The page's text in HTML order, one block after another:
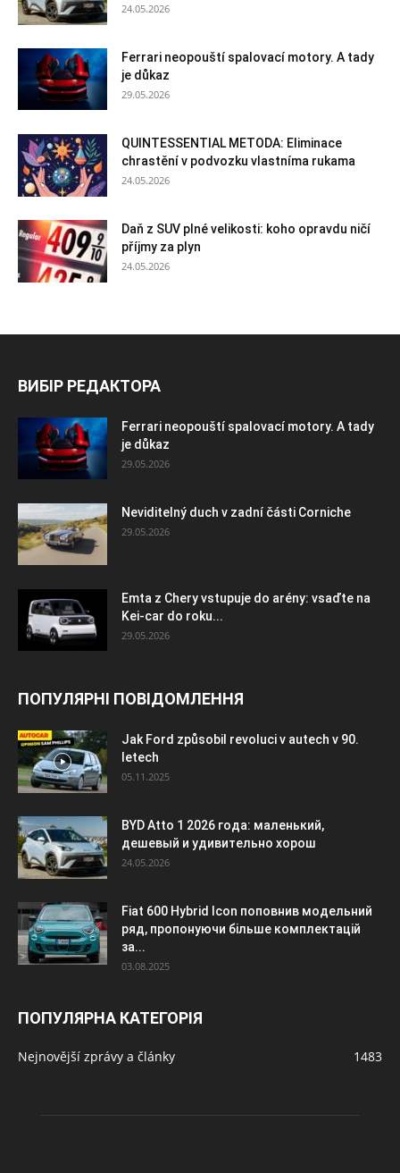
24.05.2026
Ferrari neopouští spalovací motory. A tady
je důkaz
29.05.2026
QUINTESSENTIAL METODA: Eliminace
chrastění v podvozku vlastníma rukama
24.05.2026
Daň z SUV plné velikosti: koho opravdu ničí
příjmy za plyn
24.05.2026
ВИБІР РЕДАКТОРА
Ferrari neopouští spalovací motory. A tady
je důkaz
29.05.2026
Neviditelný duch v zadní části Corniche
29.05.2026
Emta z Chery vstupuje do arény: vsaďte na
Kei-car do roku...
29.05.2026
ПОПУЛЯРНІ ПОВІДОМЛЕННЯ
Jak Ford způsobil revoluci v autech v 90.
letech
05.11.2025
BYD Atto 1 2026 года: маленький,
дешевый и удивительно хорош
24.05.2026
Fiat 600 Hybrid Icon поповнив модельний
ряд, пропонуючи більше комплектацій
за...
03.08.2025
ПОПУЛЯРНА КАТЕГОРІЯ
Nejnovější zprávy a články 1483